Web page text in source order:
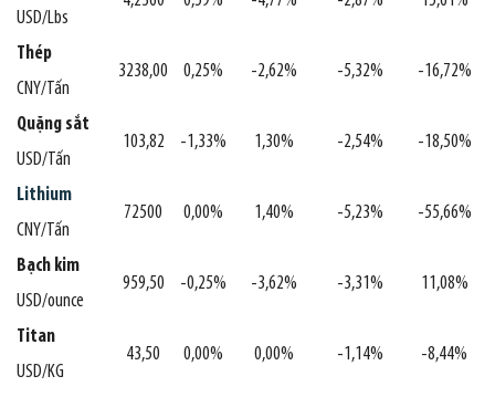
USD/Lbs
Thép
CNY/Tấn
3238,00 0,25% -2,62% -5,32% -16,72%
Quặng sắt
USD/Tấn
103,82 -1,33% 1,30% -2,54% -18,50%
Lithium
CNY/Tấn
72500 0,00% 1,40% -5,23% -55,66%
Bạch kim
USD/ounce
959,50 -0,25% -3,62% -3,31% 11,08%
Titan
USD/KG
43,50 0,00% 0,00% -1,14% -8,44%